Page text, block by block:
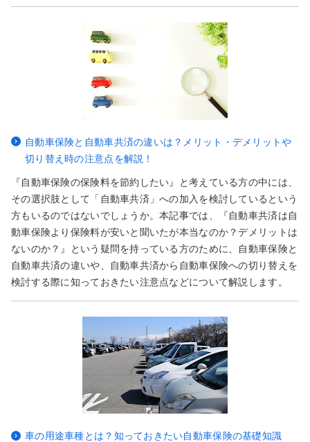
自動車保険と自動車共済の違いは？メリット・デメリットや
切り替え時の注意点を解説！
『自動車保険の保険料を節約したい』と考えている方の中には、
その選択肢として「自動車共済」への加入を検討しているという
方もいるのではないでしょうか。本記事では、『自動車共済は自
動車保険より保険料が安いと聞いたが本当なのか？デメリットは
ないのか？』という疑問を持っている方のために、自動車保険と
自動車共済の違いや、自動車共済から自動車保険への切り替えを
検討する際に知っておきたい注意点などについて解説します。
車の用途車種とは？知っておきたい自動車保険の基礎知識